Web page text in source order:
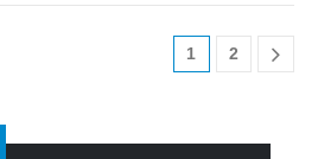
1 2